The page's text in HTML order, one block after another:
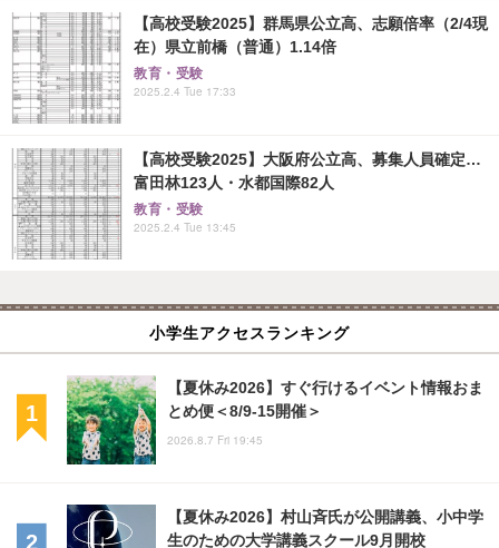
【高校受験2025】群馬県公立高、志願倍率（2/4現
在）県立前橋（普通）1.14倍
教育・受験
2025.2.4 Tue 17:33
【高校受験2025】大阪府公立高、募集人員確定…
富田林123人・水都国際82人
教育・受験
2025.2.4 Tue 13:45
小学生アクセスランキング
【夏休み2026】すぐ行けるイベント情報おま
とめ便＜8/9-15開催＞
2026.8.7 Fri 19:45
【夏休み2026】村山斉氏が公開講義、小中学
生のための大学講義スクール9月開校